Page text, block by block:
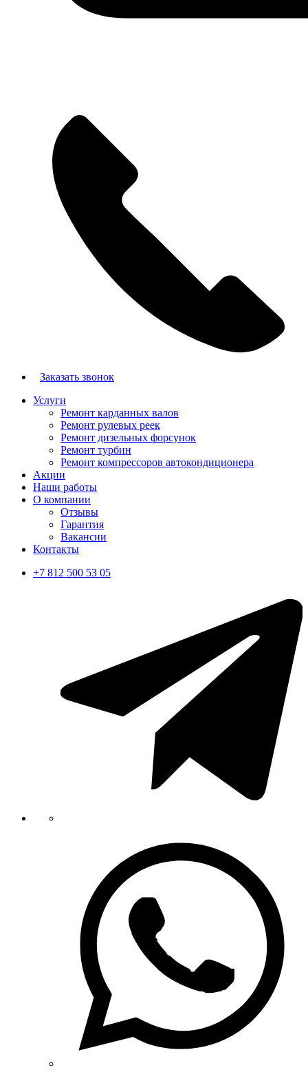
Заказать звонок
Услуги
Ремонт карданных валов
Ремонт рулевых реек
Ремонт дизельных форсунок
Ремонт турбин
Ремонт компрессоров автокондиционера
Акции
Наши работы
О компании
Отзывы
Гарантия
Вакансии
Контакты
+7 812 500 53 05